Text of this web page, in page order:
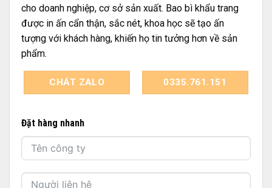
cho doanh nghiệp, cơ sở sản xuất. Bao bì khẩu trang
được in ấn cẩn thận, sắc nét, khoa học sẽ tạo ấn
tượng với khách hàng, khiến họ tin tưởng hơn về sản
phẩm.
CHÁT ZALO 0335.761.151
Đặt hàng nhanh